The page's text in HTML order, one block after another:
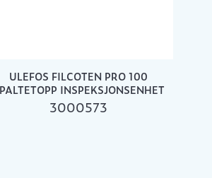
ULEFOS FILCOTEN PRO 100
INSPEKSJONSENHET
3000573